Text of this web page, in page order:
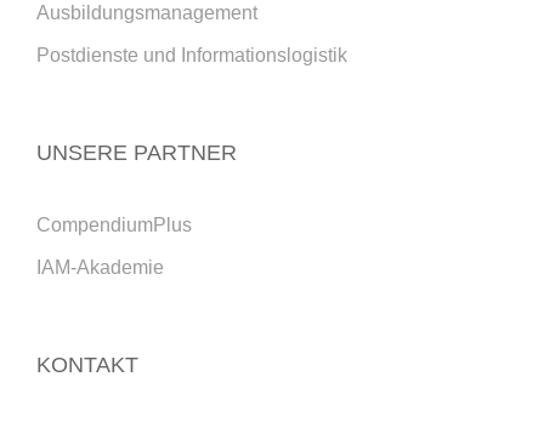
Ausbildungsmanagement
Postdienste und Informationslogistik
UNSERE PARTNER
CompendiumPlus
IAM-Akademie
KONTAKT